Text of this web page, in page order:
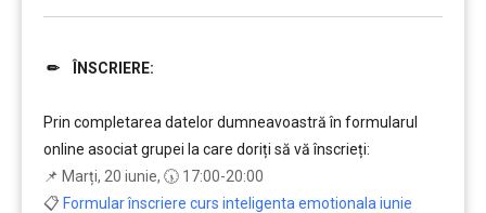
✏ ÎNSCRIERE:
Prin completarea datelor dumneavoastră în formularul
online asociat grupei la care doriți să vă înscrieți:
📌 Marți, 20 iunie, 🕠 17:00-20:00
📋 Formular înscriere curs inteligenta emotionala iunie